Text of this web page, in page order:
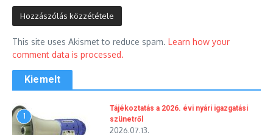
This site uses Akismet to reduce spam. Learn how your
comment data is processed.
Kiemelt
1
Tájékoztatás a 2026. évi nyári igazgatási
szünetről
2026.07.13.